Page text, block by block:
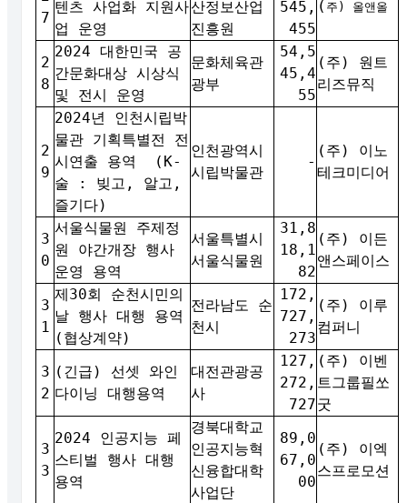
7
텐츠 사업화 지원사
업 운영
산정보산업
진흥원
545,
455
( 주) 올앤올
2
8
2024 대한민국 공
간문화대상 시상식
및 전시 운영
문화체육관
광부
54,5
45,4
55
(주) 원트
리즈뮤직
2
9
2024년 인천시립박
물관 기획특별전 전
시연출 용역 (K-
술 : 빚고, 알고,
즐기다)
인천광역시
시립박물관
-
(주) 이노
테크미디어
3
0
서울식물원 주제정
원 야간개장 행사
운영 용역
서울특별시
서울식물원
31,8
18,1
82
(주) 이든
앤스페이스
3
1
제30회 순천시민의
날 행사 대행 용역
(협상계약)
전라남도 순
천시
172,
727,
273
(주) 이루
컴퍼니
3
2
(긴급) 선셋 와인
다이닝 대행용역
대전관광공
사
127,
272,
727
(주) 이벤
트그룹필쏘
굿
3
3
2024 인공지능 페
스티벌 행사 대행
용역
경북대학교
인공지능혁
신융합대학
사업단
89,0
67,0
00
(주) 이엑
스프로모션